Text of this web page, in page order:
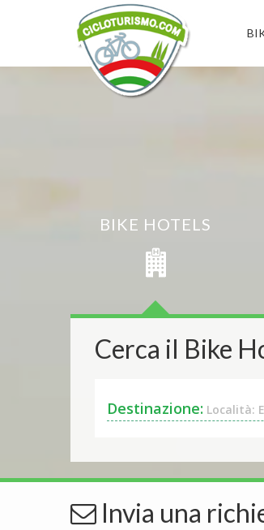
BIKE HOTELS
Cerca il Bike
Destinazione: Località:
Invia una